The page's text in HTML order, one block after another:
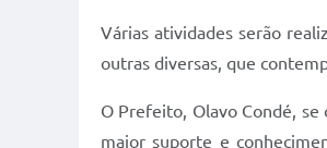
Várias atividades serão
outras diversas, que
O Prefeito, Olavo Condé, se
maior suporte e